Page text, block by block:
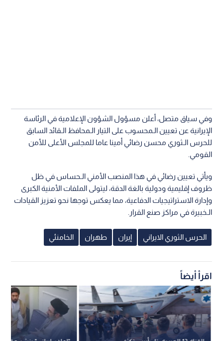
وفي سياق متصل، أعلن مسؤول الشؤون الإعلامية في الرئاسة
الإيرانية عن تعيين الـمحسوب على التيار الـمحافظ الـقائد السابق
للحرس الـثوري محسن رضائي أمينا عاما للمجلس الأعلى للأمن
القومي.
ويأتي تعيين رضائي في هذا المنصب الأمني الـحساس في ظل
ظروف إقليمية ودولية بالغة الدقة، ليتولى الملفات الأمنية الكبرى
وإدارة الاستراتيجيات الدفاعية، مما يعكس توجها نحو تعزيز القيادات
الـخبيرة في مراكز صنع القرار.
الحرس الثوري الايراني إيران طهران الخامنئي
اقرأ أيضاً